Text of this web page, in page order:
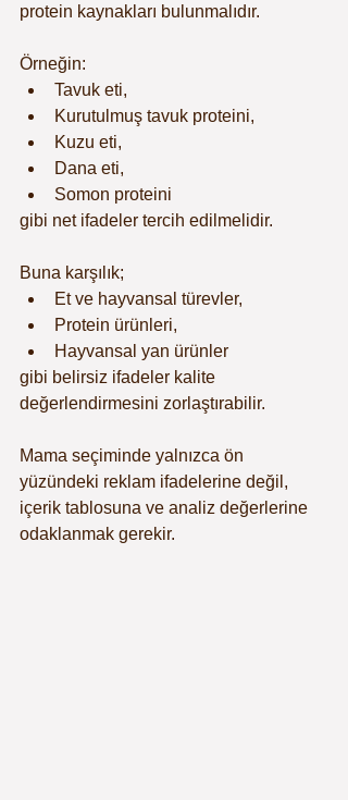
protein kaynakları bulunmalıdır.
Örneğin:
Tavuk eti,
Kurutulmuş tavuk proteini,
Kuzu eti,
Dana eti,
Somon proteini
gibi net ifadeler tercih edilmelidir.
Buna karşılık;
Et ve hayvansal türevler,
Protein ürünleri,
Hayvansal yan ürünler
gibi belirsiz ifadeler kalite
değerlendirmesini zorlaştırabilir.
Mama seçiminde yalnızca ön
yüzündeki reklam ifadelerine değil,
içerik tablosuna ve analiz değerlerine
odaklanmak gerekir.